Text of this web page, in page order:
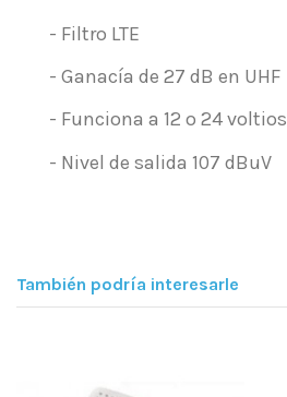
- Filtro LTE
- Ganacía de 27 dB en UHF
- Funciona a 12 o 24 voltios
- Nivel de salida 107 dBuV
También podría interesarle